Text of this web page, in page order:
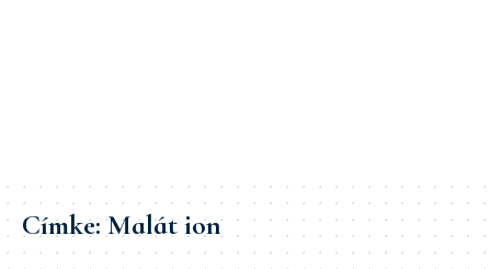
Címke:Malát ion